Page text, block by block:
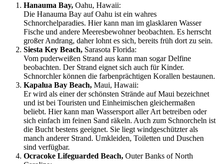
Hanauma Bay, Oahu, Hawaii:
Die Hanauma Bay auf Oahu ist ein wahres
Schnorchelparadies. Hier kann man im glasklaren Wasser
Fische und andere Meeresbewohner beobachten. Es herrscht
großer Andrang, daher lohnt es sich, bereits früh dort zu sein.
Siesta Key Beach, Sarasota Florida:
Vom puderweißen Strand aus kann man sogar Delfine
beobachten. Der Strand eignet sich auch für Kinder.
Schnorchler können die farbenprächtigen Korallen bestaunen.
Kapalua Bay Beach, Maui, Hawaii:
Er wird als einer der schönsten Strände auf Maui bezeichnet
und ist bei Touristen und Einheimischen gleichermaßen
beliebt. Hier kann man Wassersport aller Art betreiben oder
sich einfach im feinen Sand räkeln. Auch zum Schnorcheln ist
die Bucht bestens geeignet. Sie liegt windgeschützter als
manch anderer Strand. Umkleiden, Toiletten und Duschen
sind verfügbar.
Ocracoke Lifeguarded Beach, Outer Banks of North